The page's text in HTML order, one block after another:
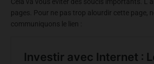
Cela va vous éviter des soucis importants.
pages. Pour ne pas trop alourdir cette page,
communiquons le lien :